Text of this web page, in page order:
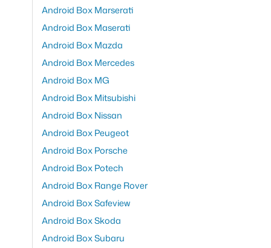
Android Box Marserati
Android Box Maserati
Android Box Mazda
Android Box Mercedes
Android Box MG
Android Box Mitsubishi
Android Box Nissan
Android Box Peugeot
Android Box Porsche
Android Box Potech
Android Box Range Rover
Android Box Safeview
Android Box Skoda
Android Box Subaru